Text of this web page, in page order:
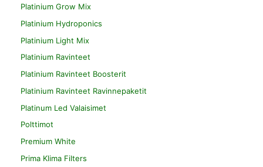
Platinium Grow Mix
Platinium Hydroponics
Platinium Light Mix
Platinium Ravinteet
Platinium Ravinteet Boosterit
Platinium Ravinteet Ravinnepaketit
Platinum Led Valaisimet
Polttimot
Premium White
Prima Klima Filters